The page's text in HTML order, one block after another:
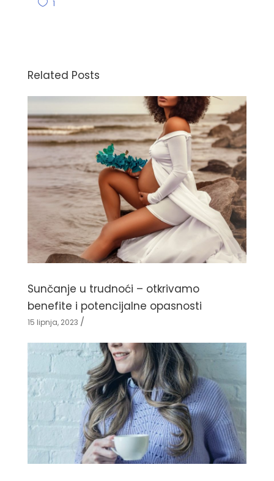
1
Related Posts
Sunčanje u trudnoći – otkrivamo
benefite i potencijalne opasnosti
15 lipnja, 2023